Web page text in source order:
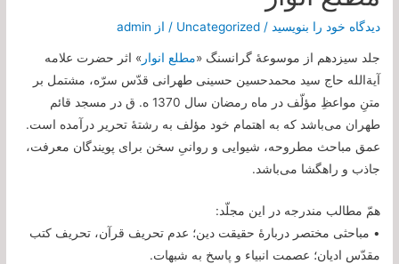
دیدگاه‌ خود را بنویسید /
Uncategorized / از admin
جلد سیزدهم از موسوعۀ گرانسنگ «مطلع انوار » اثر حضرت علامه
آیة‌الله حاج سید محمدحسین حسینی طهرانی قدّس سرّه، مشتمل بر
متنِ مواعظِ مؤلّف در ماه رمضان سال 1370 ه. ق در مسجد قائم
طهران می‌باشد که به اهتمام خود مؤلف به رشتۀ تحریر درآمده است.
عمق مباحث مطروحه، شیوایی و روانیِ سخن برای پویندگان معرفت،
جاذب و راهگشا می‌باشد.
همّ مطالب مندرجه در این مجلّد:
• مباحثی مختصر دربارۀ حقیقت دین؛ عدم تحریف قرآن، تحریف کتب
مقدّس ادیان؛ عصمت انبیاء و پاسخ به شبهات.